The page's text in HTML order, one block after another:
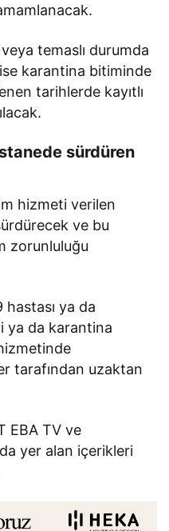
temaslı durumda
karantina bitiminde
tarihlerde kayıtlı
sürdüren
hizmeti verilen
ve bu
zorunluluğu
ya da
ya da karantina
tarafından uzaktan
EBA TV ve
yer alan içerikleri